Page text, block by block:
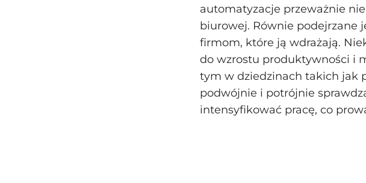
automatyzacje przeważnie
biurowej. Równie podejrzane
firmom, które ją wdrażają.
do wzrostu produktywności i
tym w dziedzinach takich jak
podwójnie i potrójnie
intensyfikować pracę, co